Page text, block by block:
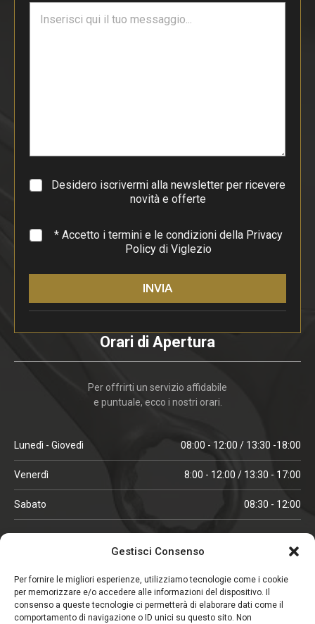
Gestisci Consenso
Per fornire le migliori esperienze, utilizziamo tecnologie come i cookie
per memorizzare e/o accedere alle informazioni del dispositivo. Il
consenso a queste tecnologie ci permetterà di elaborare dati come il
comportamento di navigazione o ID unici su questo sito. Non
g
a
f
Desidero iscrivermi alla newsletter per ricevere
novità e offerte
* * Accetto i termini e le condizioni della Privacy
Policydi Viglezio
INVIA
Orari di Apertura
Per offrirti un servizio affidabile
e puntuale, ecco i nostri orari.
Lunedì - Giovedì 08:00 - 12:00 / 13:30 -18:00
Venerdì 8:00 - 12:00 / 13:30 - 17:00
Sabato 08:30 - 12:00
ORARI IN ALTA STAGIONE
Lunedì - Venerdì 08:00 - 12:00 / 13:30 -18:00